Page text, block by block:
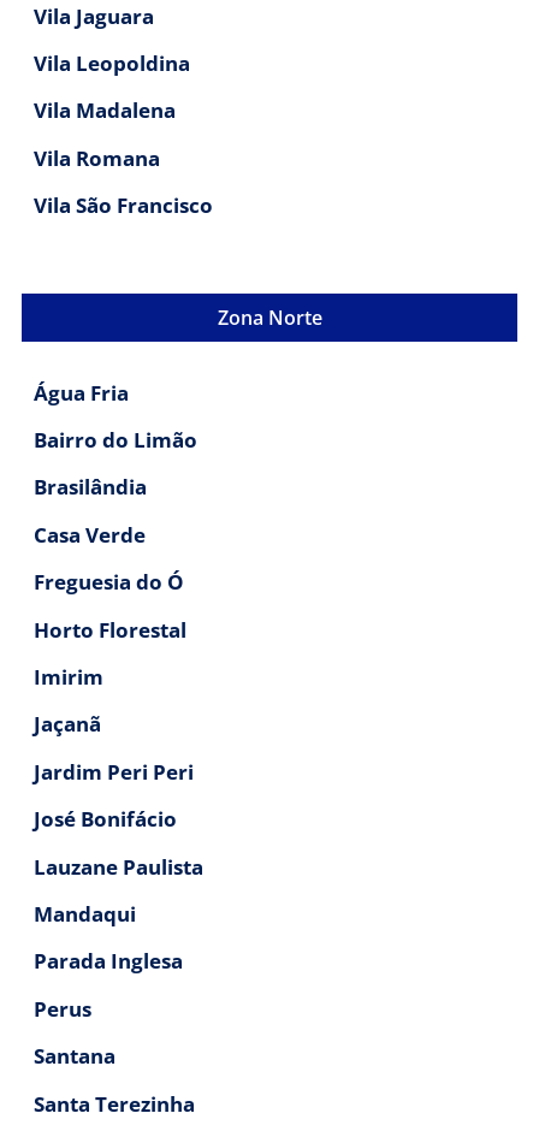
Vila Jaguara
Vila Leopoldina
Vila Madalena
Vila Romana
Vila São Francisco
Zona Norte
Água Fria
Bairro do Limão
Brasilândia
Casa Verde
Freguesia do Ó
Horto Florestal
Imirim
Jaçanã
Jardim Peri Peri
José Bonifácio
Lauzane Paulista
Mandaqui
Parada Inglesa
Perus
Santana
Santa Terezinha